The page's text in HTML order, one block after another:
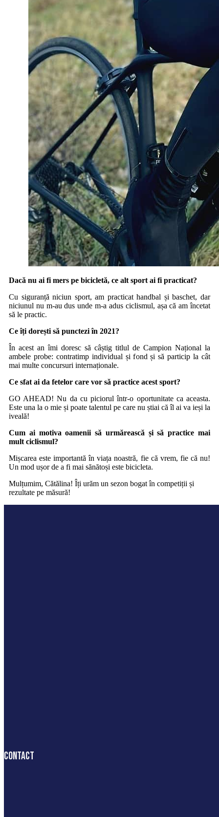
Dacă nu ai fi mers pe bicicletă, ce alt sport ai fi practicat?
Cu siguranță niciun sport, am practicat handbal și baschet, dar
niciunul nu m-au dus unde m-a adus ciclismul, așa că am încetat
să le practic.
Ce îți dorești să punctezi în 2021?
În acest an îmi doresc să câștig titlul de Campion Național la
ambele probe: contratimp individual și fond și să particip la cât
mai multe concursuri internaționale.
Ce sfat ai da fetelor care vor să practice acest sport?
GO AHEAD! Nu da cu piciorul într-o oportunitate ca aceasta.
Este una la o mie și poate talentul pe care nu știai că îl ai va ieși la
iveală!
Cum ai motiva oamenii să urmărească și să practice mai
mult ciclismul?
Mișcarea este importantă în viața noastră, fie că vrem, fie că nu!
Un mod ușor de a fi mai sănătoși este bicicleta.
Mulțumim, Cătălina! Îți urăm un sezon bogat în competiții și
rezultate pe măsură!
Contact